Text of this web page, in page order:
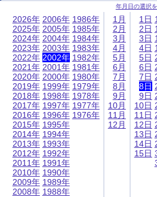
年月日の選択
2026年
2025年
2024年
2023年
2022年
2021年
2020年
2019年
2018年
2017年
2016年
2015年
2014年
2013年
2012年
2011年
2010年
2009年
2008年
2006年
2005年
2004年
2003年
2002年
2001年
2000年
1999年
1998年
1997年
1996年
1995年
1994年
1993年
1992年
1991年
1990年
1989年
1988年
1986年
1985年
1984年
1983年
1982年
1981年
1980年
1979年
1978年
1977年
1976年
1月
2月
3月
4月
5月
6月
7月
8月
9月
10月
11月
12月
1日
2日
3日
4日
5日
6日
7日
8日
9日
10日
11日
12日
13日
14日
15日